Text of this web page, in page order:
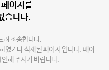
이지를
습니다.
려 죄송합니다.
였거나 삭제된 페이지 입니다. 페이
해 주시기 바랍니다.